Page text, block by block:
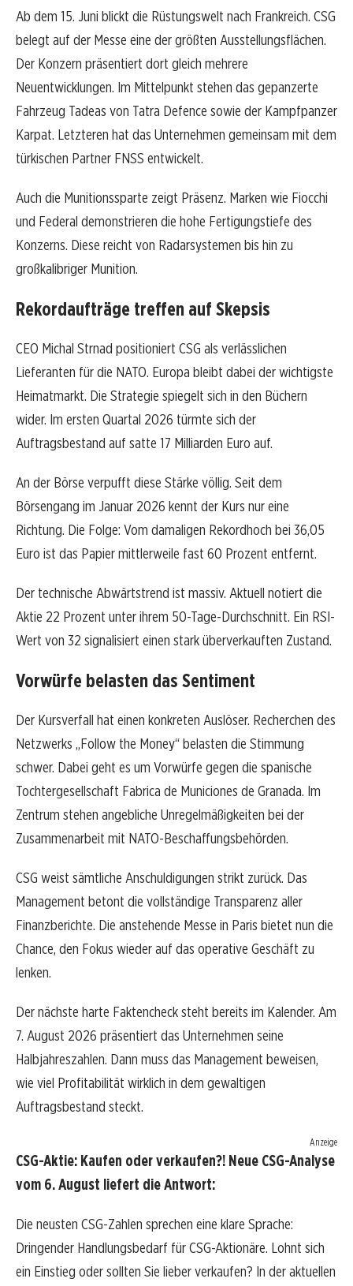
Ab dem 15. Juni blickt die Rüstungswelt nach Frankreich. CSG
belegt auf der Messe eine der größten Ausstellungsflächen.
Der Konzern präsentiert dort gleich mehrere
Neuentwicklungen. Im Mittelpunkt stehen das gepanzerte
Fahrzeug Tadeas von Tatra Defence sowie der Kampfpanzer
Karpat. Letzteren hat das Unternehmen gemeinsam mit dem
türkischen Partner FNSS entwickelt.
Auch die Munitionssparte zeigt Präsenz. Marken wie Fiocchi
und Federal demonstrieren die hohe Fertigungstiefe des
Konzerns. Diese reicht von Radarsystemen bis hin zu
großkalibriger Munition.
Rekordaufträge treffen auf Skepsis
CEO Michal Strnad positioniert CSG als verlässlichen
Lieferanten für die NATO. Europa bleibt dabei der wichtigste
Heimatmarkt. Die Strategie spiegelt sich in den Büchern
wider. Im ersten Quartal 2026 türmte sich der
Auftragsbestand auf satte 17 Milliarden Euro auf.
An der Börse verpufft diese Stärke völlig. Seit dem
Börsengang im Januar 2026 kennt der Kurs nur eine
Richtung. Die Folge: Vom damaligen Rekordhoch bei 36,05
Euro ist das Papier mittlerweile fast 60 Prozent entfernt.
Der technische Abwärtstrend ist massiv. Aktuell notiert die
Aktie 22 Prozent unter ihrem 50-Tage-Durchschnitt. Ein RSI-
Wert von 32 signalisiert einen stark überverkauften Zustand.
Vorwürfe belasten das Sentiment
Der Kursverfall hat einen konkreten Auslöser. Recherchen des
Netzwerks „Follow the Money“ belasten die Stimmung
schwer. Dabei geht es um Vorwürfe gegen die spanische
Tochtergesellschaft Fabrica de Municiones de Granada. Im
Zentrum stehen angebliche Unregelmäßigkeiten bei der
Zusammenarbeit mit NATO-Beschaffungsbehörden.
CSG weist sämtliche Anschuldigungen strikt zurück. Das
Management betont die vollständige Transparenz aller
Finanzberichte. Die anstehende Messe in Paris bietet nun die
Chance, den Fokus wieder auf das operative Geschäft zu
lenken.
Der nächste harte Faktencheck steht bereits im Kalender. Am
7. August 2026 präsentiert das Unternehmen seine
Halbjahreszahlen. Dann muss das Management beweisen,
wie viel Profitabilität wirklich in dem gewaltigen
Auftragsbestand steckt.
Anzeige
CSG-Aktie: Kaufen oder verkaufen?! Neue CSG-Analyse
vom 6. August liefert die Antwort:
Die neusten CSG-Zahlen sprechen eine klare Sprache:
Dringender Handlungsbedarf für CSG-Aktionäre. Lohnt sich
ein Einstieg oder sollten Sie lieber verkaufen? In der aktuellen